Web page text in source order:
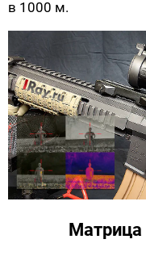
в 1000 м.
Матрица